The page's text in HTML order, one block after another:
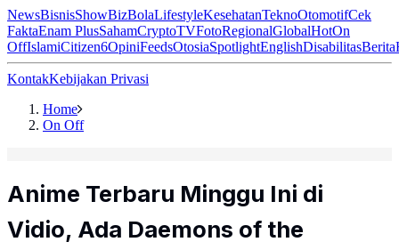
NewsBisnisShowBizBolaLifestyleKesehatanTeknoOtomotifCek
FaktaEnam PlusSahamCryptoTVFotoRegionalGlobalHotOn
OffIslamiCitizen6OpiniFeedsOtosiaSpotlightEnglishDisabilitasBerita
KontakKebijakan Privasi
Home
On Off
Anime Terbaru Minggu Ini di
Vidio, Ada Daemons of the